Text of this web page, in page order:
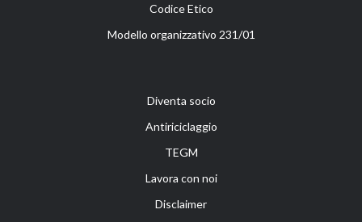
Codice Etico
Modello organizzativo 231/01
Diventa socio
Antiriciclaggio
TEGM
Lavora con noi
Disclaimer